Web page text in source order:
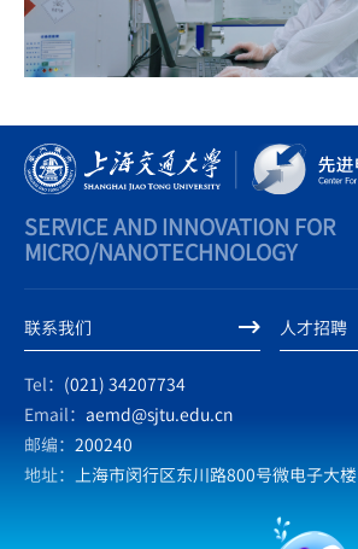
SERVICE AND INNOVATION FOR
MICRO/NANOTECHNOLOGY
联系我们 人才招聘
Tel： (021) 34207734
Email： aemd@sjtu.edu.cn
邮编： 200240
地址： 上海市闵行区东川路800号微电子大楼